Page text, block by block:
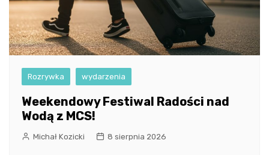
Rozrywka wydarzenia
Weekendowy Festiwal Radości nad
Wodą z MCS!
Michał Kozicki 8 sierpnia 2026